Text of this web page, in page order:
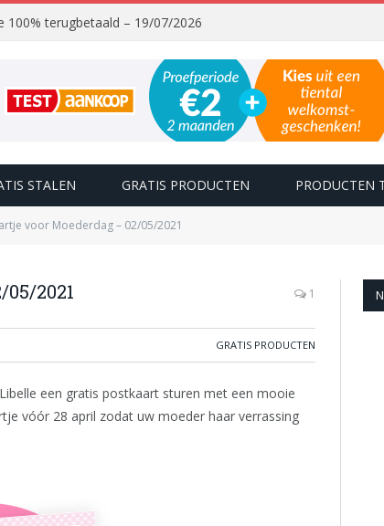
100% terugbetaald – 19/07/2026
STALEN GRATIS PRODUCTEN PRODUCTEN
voor Moederdag – 02/05/2021
2021 1
GRATIS PRODUCTEN
een gratis postkaart sturen met een mooie
vóór 28 april zodat uw moeder haar verrassing